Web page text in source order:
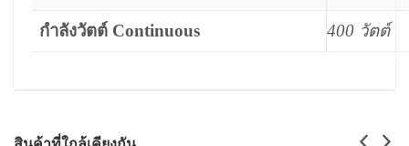
กำลังวัตต์ Continuous 400 วัตต์